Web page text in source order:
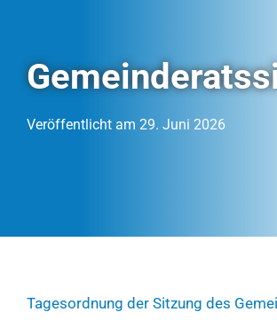
Veröffentlicht am 29. Juni 2026
Tagesordnung der Sitzung des